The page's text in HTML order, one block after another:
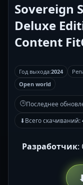
Sovereign
Deluxe
Content
Год выхода:2024
Open world
🕒Последнее
⬇Всего скачиваний:
Разработчик: